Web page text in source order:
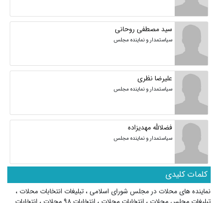
سید مصطفی روحانی
سیاستمدار و نماینده مجلس
علیرضا نظری
سیاستمدار و نماینده مجلس
فضلالله مهدیزاده
سیاستمدار و نماینده مجلس
کلمات کلیدی
نماینده های محلات در مجلس شورای اسلامی،تبلیغات انتخابات محلات ،